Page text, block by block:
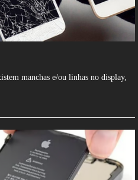
manchas e/ou linhas no display,